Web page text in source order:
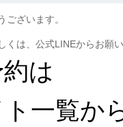
ざいます。
は、公式LINEからお願い
は
一覧か